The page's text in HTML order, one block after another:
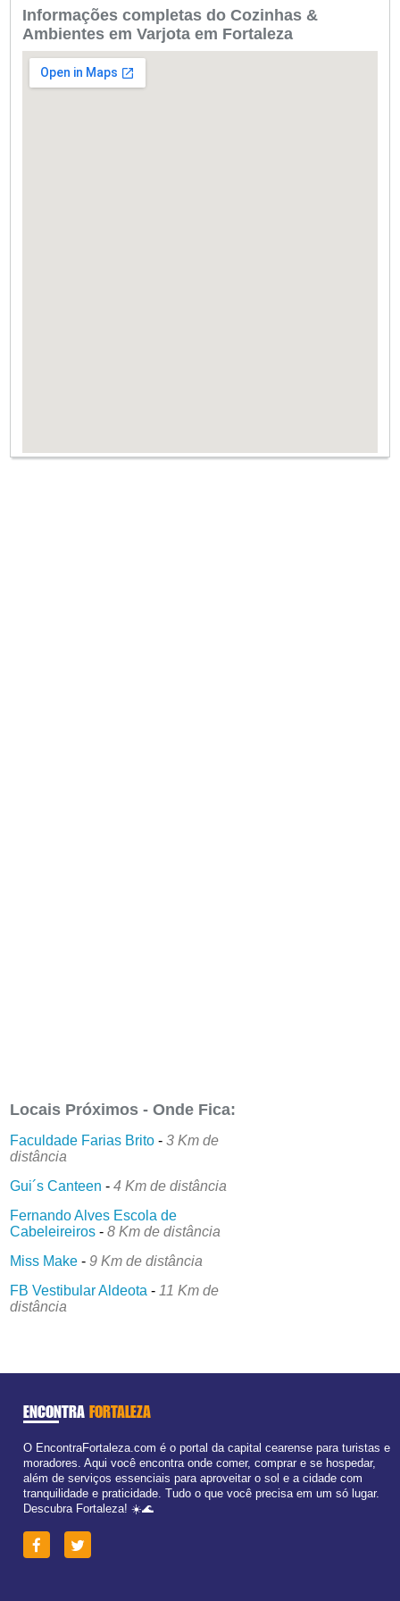
Informações completas do Cozinhas &
Ambientes em Varjota em Fortaleza
Locais Próximos - Onde Fica:
Faculdade Farias Brito -3 Km de
distância
Gui´s Canteen -4 Km de distância
Fernando Alves Escola de
Cabeleireiros -8 Km de distância
Miss Make -9 Km de distância
FB Vestibular Aldeota - 11 Km de
distância
ENCONTRA FORTALEZA
O EncontraFortaleza.com é o portal da capital cearense para turistas e
moradores. Aqui você encontra onde comer, comprar e se hospedar,
além de serviços essenciais para aproveitar o sol e a cidade com
tranquilidade e praticidade. Tudo o que você precisa em um só lugar.
Descubra Fortaleza! ☀️🌊